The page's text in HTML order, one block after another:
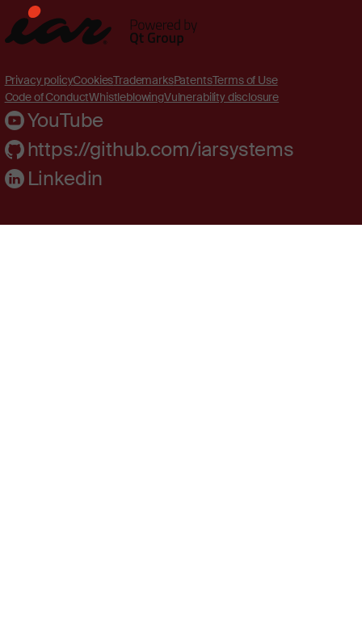
Privacy policyCookiesTrademarksPatentsTerms of Use
Code of ConductWhistleblowingVulnerability disclosure
YouTube
https://github.com/iarsystems
Linkedin